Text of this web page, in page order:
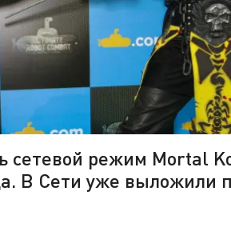
сетевой режим Mortal
В Сети уже выложили